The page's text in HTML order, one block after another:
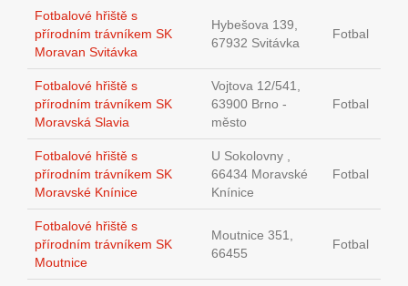
Fotbalové hřiště s
přírodním trávníkem SK
Moravan Svitávka
Hybešova 139,
67932 Svitávka
Fotbal
Fotbalové hřiště s
přírodním trávníkem SK
Moravská Slavia
Vojtova 12/541,
63900 Brno -
město
Fotbal
Fotbalové hřiště s
přírodním trávníkem SK
Moravské Knínice
U Sokolovny ,
66434 Moravské
Knínice
Fotbal
Fotbalové hřiště s
přírodním trávníkem SK
Moutnice
Moutnice 351,
66455
Fotbal